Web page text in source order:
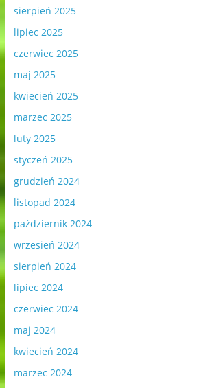
sierpień 2025
lipiec 2025
czerwiec 2025
maj 2025
kwiecień 2025
marzec 2025
luty 2025
styczeń 2025
grudzień 2024
listopad 2024
październik 2024
wrzesień 2024
sierpień 2024
lipiec 2024
czerwiec 2024
maj 2024
kwiecień 2024
marzec 2024